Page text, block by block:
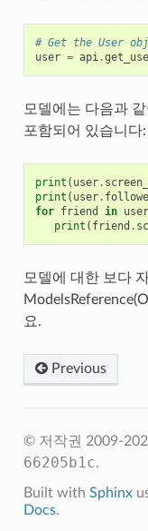
# Get the User
user = api.
모델에는 다음과
포함되어 있습니다:
print ( user.
print ( user.
for friend in user
print ( friend .
모델에 대한 보다
요.
Previous
© 저작권 2009-
66205b1c.
Built with Sphinx
Docs.